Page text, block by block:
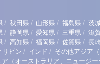
/ 秋田県 / 山形県 / 福島県 / 茨
/ 静岡県 / 愛知県 / 三重県 / 滋
/ 高知県 / 福岡県 / 佐賀県 / 長
リピン / インド / その他アジア
ア（オーストラリア、ニュージー